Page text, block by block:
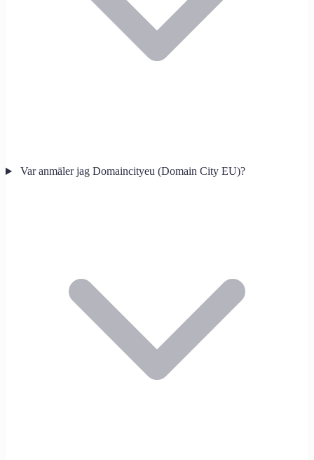
Var anmäler jag Domaincityeu (Domain City EU)?